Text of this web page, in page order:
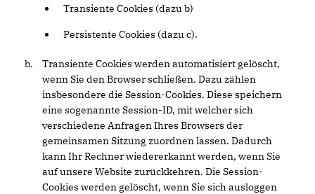
Transiente Cookies (dazu b)
Persistente Cookies (dazu c).
Transiente Cookies werden automatisiert gelöscht,
wenn Sie den Browser schließen. Dazu zählen
insbesondere die Session-Cookies. Diese speichern
eine sogenannte Session-ID, mit welcher sich
verschiedene Anfragen Ihres Browsers der
gemeinsamen Sitzung zuordnen lassen. Dadurch
kann Ihr Rechner wiedererkannt werden, wenn Sie
auf unsere Website zurückkehren. Die Session-
Cookies werden gelöscht, wenn Sie sich ausloggen